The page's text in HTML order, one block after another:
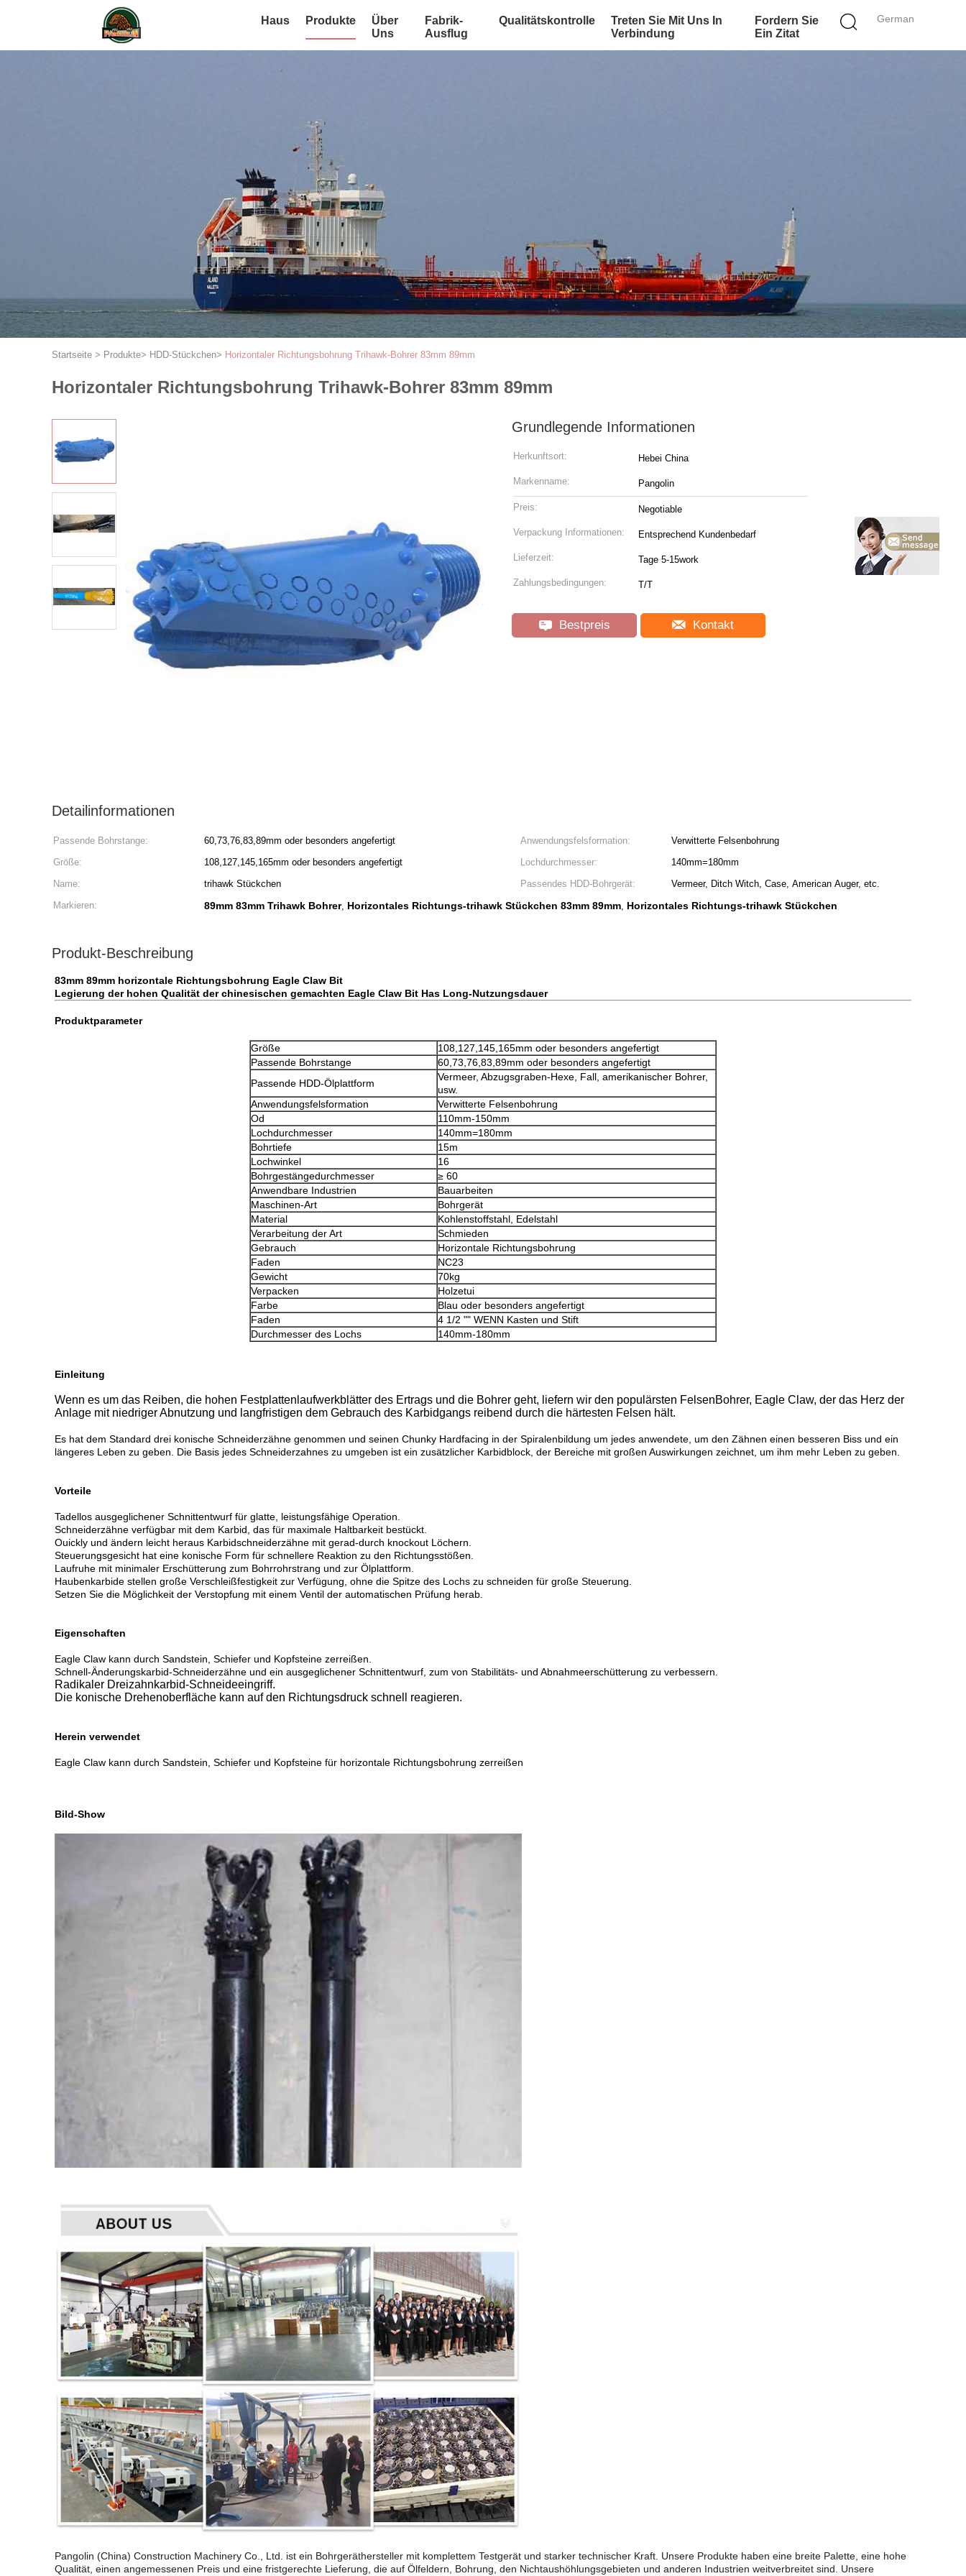
German
Haus Produkte
Über
Uns
Fabrik-
Ausflug
Qualitätskontrolle
Treten Sie Mit Uns In
Verbindung
Fordern Sie
Ein Zitat
Startseite > Produkte> HDD-Stückchen> Horizontaler Richtungsbohrung Trihawk-Bohrer 83mm 89mm
Horizontaler Richtungsbohrung Trihawk-Bohrer 83mm 89mm
Grundlegende Informationen
Herkunftsort: Hebei China
Markenname: Pangolin
Preis: Negotiable
Verpackung Informationen: Entsprechend Kundenbedarf
Lieferzeit: Tage 5-15work
Zahlungsbedingungen: T/T
Bestpreis Kontakt
Detailinformationen
Passende Bohrstange: 60,73,76,83,89mm oder besonders angefertigt Anwendungsfelsformation:
Verwitterte Felsenbohrung
Größe:
108,127,145,165mm oder besonders angefertigt Lochdurchmesser:
140mm=180mm
Name:
trihawk Stückchen Passendes HDD-Bohrgerät:
Vermeer, Ditch Witch, Case, American Auger, etc.
Markieren:
89mm 83mm Trihawk Bohrer, Horizontales Richtungs-trihawk Stückchen 83mm 89mm, Horizontales Richtungs-trihawk Stückchen
Produkt-Beschreibung
83mm 89mm horizontale Richtungsbohrung Eagle Claw Bit
Legierung der hohen Qualität der chinesischen gemachten Eagle Claw Bit Has Long-Nutzungsdauer
Produktparameter
Größe
108,127,145,165mm oder besonders angefertigt
Passende Bohrstange
60,73,76,83,89mm oder besonders angefertigt
Passende HDD-Ölplattform
Vermeer, Abzugsgraben-Hexe, Fall, amerikanischer Bohrer,
usw.
Anwendungsfelsformation
Verwitterte Felsenbohrung
Od
110mm-150mm
Lochdurchmesser
140mm=180mm
Bohrtiefe
15m
Lochwinkel
16
Bohrgestängedurchmesser
≥ 60
Anwendbare Industrien
Bauarbeiten
Maschinen-Art
Bohrgerät
Material
Kohlenstoffstahl, Edelstahl
Verarbeitung der Art
Schmieden
Gebrauch
Horizontale Richtungsbohrung
Faden
NC23
Gewicht
70kg
Verpacken
Holzetui
Farbe
Blau oder besonders angefertigt
Faden
4 1/2 "" WENN Kasten und Stift
Durchmesser des Lochs
140mm-180mm
Einleitung
Wenn es um das Reiben, die hohen Festplattenlaufwerkblätter des Ertrags und die Bohrer geht, liefern wir den populärsten FelsenBohrer, Eagle Claw, der das Herz der
Anlage mit niedriger Abnutzung und langfristigen dem Gebrauch des Karbidgangs reibend durch die härtesten Felsen hält.
Es hat dem Standard drei konische Schneiderzähne genommen und seinen Chunky Hardfacing in der Spiralenbildung um jedes anwendete, um den Zähnen einen besseren Biss und ein
längeres Leben zu geben. Die Basis jedes Schneiderzahnes zu umgeben ist ein zusätzlicher Karbidblock, der Bereiche mit großen Auswirkungen zeichnet, um ihm mehr Leben zu geben.
Vorteile
Tadellos ausgeglichener Schnittentwurf für glatte, leistungsfähige Operation.
Schneiderzähne verfügbar mit dem Karbid, das für maximale Haltbarkeit bestückt.
Ouickly und ändern leicht heraus Karbidschneiderzähne mit gerad-durch knockout Löchern.
Steuerungsgesicht hat eine konische Form für schnellere Reaktion zu den Richtungsstößen.
Laufruhe mit minimaler Erschütterung zum Bohrrohrstrang und zur Ölplattform.
Haubenkarbide stellen große Verschleißfestigkeit zur Verfügung, ohne die Spitze des Lochs zu schneiden für große Steuerung.
Setzen Sie die Möglichkeit der Verstopfung mit einem Ventil der automatischen Prüfung herab.
Eigenschaften
Eagle Claw kann durch Sandstein, Schiefer und Kopfsteine zerreißen.
Schnell-Änderungskarbid-Schneiderzähne und ein ausgeglichener Schnittentwurf, zum von Stabilitäts- und Abnahmeerschütterung zu verbessern.
Radikaler Dreizahnkarbid-Schneideeingriff.
Die konische Drehenoberfläche kann auf den Richtungsdruck schnell reagieren.
Herein verwendet
Eagle Claw kann durch Sandstein, Schiefer und Kopfsteine für horizontale Richtungsbohrung zerreißen
Bild-Show
Pangolin (China) Construction Machinery Co., Ltd. ist ein Bohrgeräthersteller mit komplettem Testgerät und starker technischer Kraft. Unsere Produkte haben eine breite Palette, eine hohe
Qualität, einen angemessenen Preis und eine fristgerechte Lieferung, die auf Ölfeldern, Bohrung, den Nichtaushöhlungsgebieten und anderen Industrien weitverbreitet sind. Unsere